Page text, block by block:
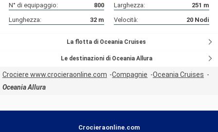
Cassetta di sicurezza - Asciugacapelli Terrazza : Un'ampia
terrazza con vista sull'oceano con 2 poltrone e un tavolo.
Vantaggi: bevande analcoliche gratuite rifornite ogni giorno nel
interattivo con film on-demand e accesso Wi-Fi incluso.
N° di equipaggio:
800 Larghezza: 251 m
Lunghezza:
32 m Velocità: 20 Nodi
La flotta di Oceania Cruises
Le destinazioni di Oceania Allura
Crociere www.crocieraonline.com Compagnie
Oceania Cruises
Oceania Allura
Crocieraonline.com